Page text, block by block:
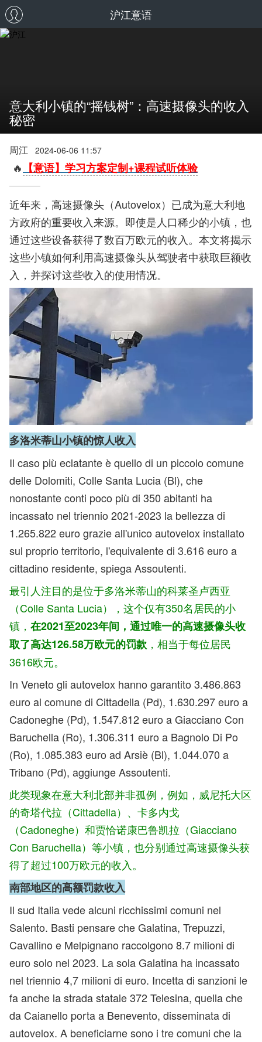
沪江意语
意大利小镇的“摇钱树”：高速摄像头的收入
秘密
周江 2024-06-06 11:57
🔥 【意语】学习方案定制+课程试听体验
近年来，高速摄像头（Autovelox）已成为意大利地
方政府的重要收入来源。即使是人口稀少的小镇，也
通过这些设备获得了数百万欧元的收入。本文将揭示
这些小镇如何利用高速摄像头从驾驶者中获取巨额收
入，并探讨这些收入的使用情况。
多洛米蒂山小镇的惊人收入
Il caso più eclatante è quello di un piccolo comune
delle Dolomiti, Colle Santa Lucia (Bl), che
nonostante conti poco più di 350 abitanti ha
incassato nel triennio 2021-2023 la bellezza di
1.265.822 euro grazie all'unico autovelox installato
sul proprio territorio, l'equivalente di 3.616 euro a
cittadino residente, spiega Assoutenti.
最引人注目的是位于多洛米蒂山的科莱圣卢西亚
（Colle Santa Lucia），这个仅有350名居民的小
镇， 在2021至2023年间，通过唯一的高速摄像头收
取了高达126.58万欧元的罚款 ，相当于每位居民
3616欧元。
In Veneto gli autovelox hanno garantito 3.486.863
euro al comune di Cittadella (Pd), 1.630.297 euro a
Cadoneghe (Pd), 1.547.812 euro a Giacciano Con
Baruchella (Ro), 1.306.311 euro a Bagnolo Di Po
(Ro), 1.085.383 euro ad Arsiè (Bl), 1.044.070 a
Tribano (Pd), aggiunge Assoutenti.
此类现象在意大利北部并非孤例，例如，威尼托大区
的奇塔代拉（Cittadella）、卡多内戈
（Cadoneghe）和贾恰诺康巴鲁凯拉（Giacciano
Con Baruchella）等小镇，也分别通过高速摄像头获
得了超过100万欧元的收入。
南部地区的高额罚款收入
Il sud Italia vede alcuni ricchissimi comuni nel
Salento. Basti pensare che Galatina, Trepuzzi,
Cavallino e Melpignano raccolgono 8.7 milioni di
euro solo nel 2023. La sola Galatina ha incassato
nel triennio 4,7 milioni di euro. Incetta di sanzioni le
fa anche la strada statale 372 Telesina, quella che
da Caianello porta a Benevento, disseminata di
autovelox. A beneficiarne sono i tre comuni che la